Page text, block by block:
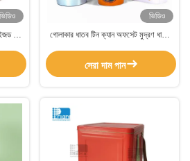
ভিডিও
বড়
ভিডিও
গোলাকার ধাতব টিন ক্যান অফসেট মুদ্রণ ধাতব
সেরা দাম পান